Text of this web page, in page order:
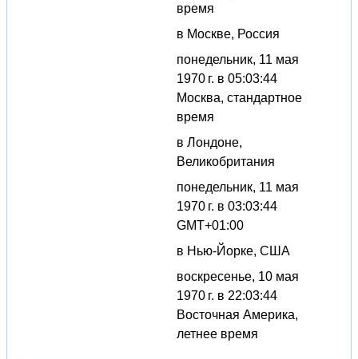
время
в Москве, Россия
понедельник, 11 мая
1970 г. в 05:03:44
Москва, стандартное
время
в Лондоне,
Великобритания
понедельник, 11 мая
1970 г. в 03:03:44
GMT+01:00
в Нью-Йорке, США
воскресенье, 10 мая
1970 г. в 22:03:44
Восточная Америка,
летнее время